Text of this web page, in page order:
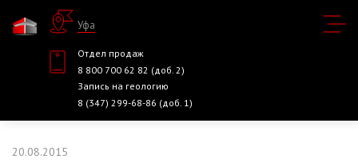
Уфа
Отдел продаж
8 800 700 62 82 (доб. 2)
Запись на геологию
8 (347) 299-68-86 (доб. 1)
20.08.2015